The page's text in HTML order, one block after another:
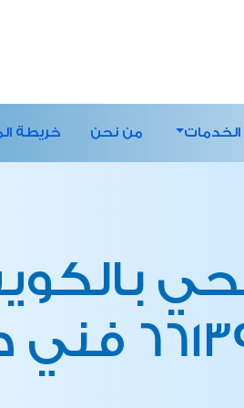
الخدمات من نحن خريطة